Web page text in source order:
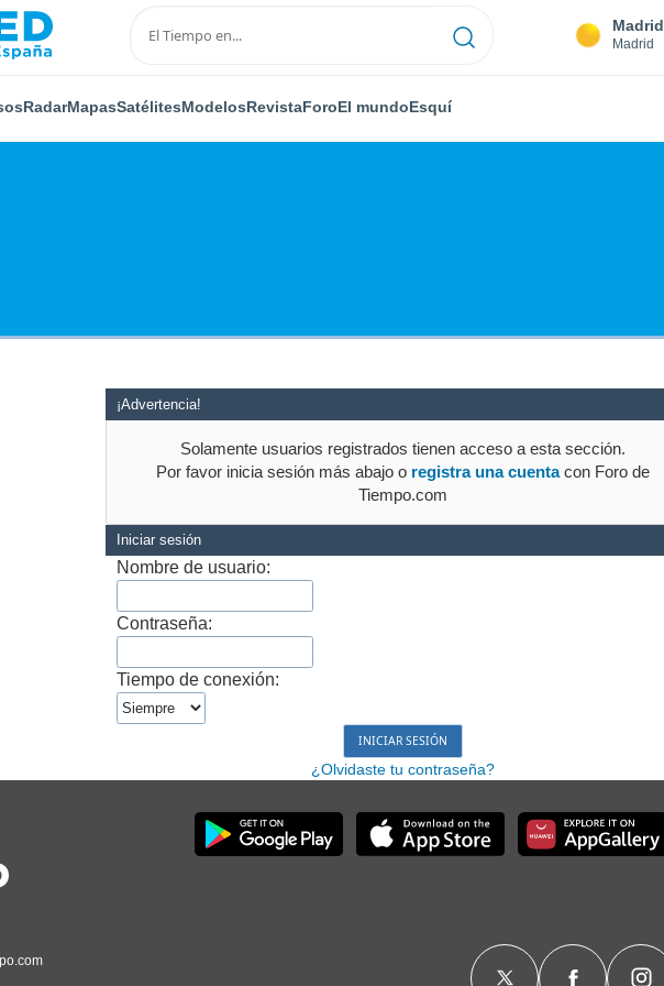
Madrid
Madrid
RadarMapasSatélitesModelosRevistaForoEl mundoEsquí
¡Advertencia!
Solamente usuarios registrados tienen acceso a esta sección.
Por favor inicia sesión más abajo o registra una cuentacon Foro de
Tiempo.com
Iniciar sesión
Nombre de usuario:
Contraseña:
Tiempo de conexión:
¿Olvidaste tu contraseña?